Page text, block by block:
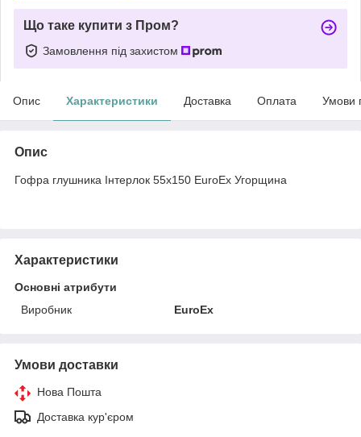
Що таке купити з Пром?
Замовлення під захистом
Опис Характеристики Доставка Оплата Умови
Опис
Гофра глушника Інтерлок 55x150 EuroEx Угорщина
Характеристики
Основні атрибути
Виробник
EuroEx
Умови доставки
Нова Пошта
Доставка кур'єром